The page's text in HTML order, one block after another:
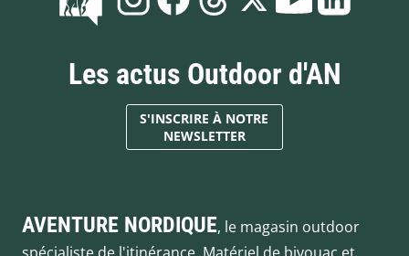
Les actus Outdoor d'AN
S'INSCRIRE À NOTRE
NEWSLETTER
AVENTURE NORDIQUE, le magasin outdoor